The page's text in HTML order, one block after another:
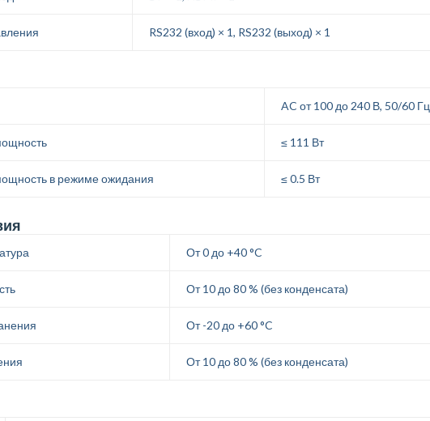
RS232 (вход) × 1, RS232 (выход) × 1
AC от 100 до 240 В, 50/60 Гц
≤ 111 Вт
в режиме ожидания ≤ 0.5 Вт
От 0 до +40 °C
От 10 до 80 % (без конденсата)
От -20 до +60 °C
От 10 до 80 % (без конденсата)